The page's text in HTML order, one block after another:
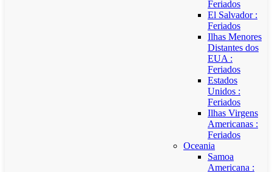
Feriados
El Salvador :
Feriados
Ilhas Menores
Distantes dos
EUA :
Feriados
Estados
Unidos :
Feriados
Ilhas Virgens
Americanas :
Feriados
Oceania
Samoa
Americana :